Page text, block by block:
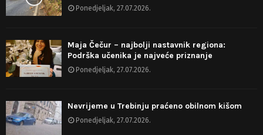
Ponedjeljak, 27.07.2026.
Maja Čečur – najbolji nastavnik regiona:
Podrška učenika je najveće priznanje
Ponedjeljak, 27.07.2026.
Nevrijeme u Trebinju praćeno obilnom kišom
Ponedjeljak, 27.07.2026.